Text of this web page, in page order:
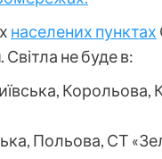
населених пунктах
. Світла не буде в:
Корольова,
Польова, СТ